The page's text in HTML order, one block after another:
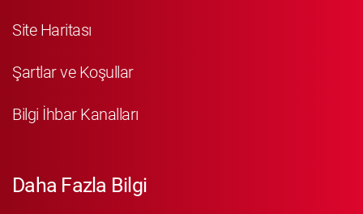
Site Haritası
Şartlar ve Koşullar
Bilgi İhbar Kanalları
Daha Fazla Bilgi